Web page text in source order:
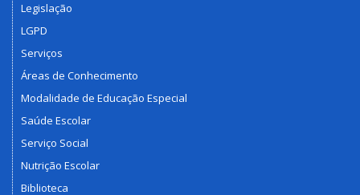
Legislação
LGPD
Serviços
Áreas de Conhecimento
Modalidade de Educação Especial
Saúde Escolar
Serviço Social
Nutrição Escolar
Biblioteca